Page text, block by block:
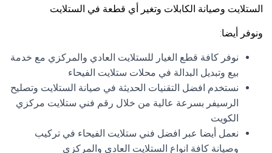
الستلايت وصيانة الكابلات وتغير أي قطعة في الستلايت
ونوفر أيضا:
نوفر كافة قطع الغيار للستلايت العادي والمركزي مع خدمة
بيع وتبديل البدالة في محلات ستلايت الفيحاء
نستخدم افضل التقنيات الحديثة في صيانة الستلايت وتصليح
الرسيفر بسرعة عالية من خلال رقم فني ستلايت مركزي
الكويت
نعمل أيضا عبر افضل فني ستلايت الفيحاء في تركيب
وصيانة كافة انواع الستلايت العادي والمركزي